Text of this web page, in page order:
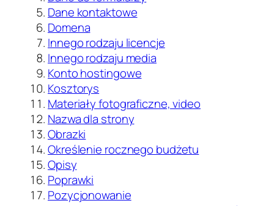
Dane kontaktowe
Domena
Innego rodzaju licencje
Innego rodzaju media
Konto hostingowe
Kosztorys
Materiały fotograficzne, video
Nazwa dla strony
Obrazki
Określenie rocznego budżetu
Opisy
Poprawki
Pozycjonowanie